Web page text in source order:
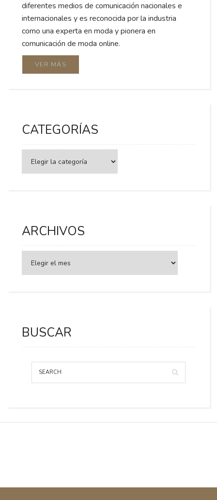
diferentes medios de comunicación nacionales e
internacionales y es reconocida por la industria
como una experta en moda y pionera en
comunicación de moda online.
VER MÁS
CATEGORÍAS
ARCHIVOS
BUSCAR